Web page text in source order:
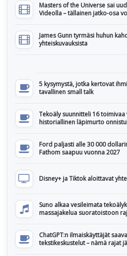
Masters of the Universe sai
Videolla – tällainen jatko-osa
James Gunn tyrmäsi huhun
yhteiskuvauksista
5 kysymystä, jotka kertovat
tavallinen small talk
Tekoäly suunnitteli 16 toimivaa
historiallinen läpimurto
Ford paljasti alle 30 000
Fathom saapuu vuonna 2027
Disney+ ja Tiktok aloittavat
Suno alkaa vesileimata
massajakelua suoratoistoon
ChatGPT:n ilmaiskäyttäjät
tekstikeskustelut – nämä rajat